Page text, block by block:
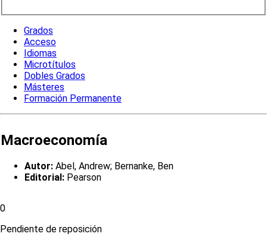
Grados
Acceso
Idiomas
Microtítulos
Dobles Grados
Másteres
Formación Permanente
Macroeconomía
Autor: Abel, Andrew; Bernanke, Ben
Editorial: Pearson
0
Pendiente de reposición